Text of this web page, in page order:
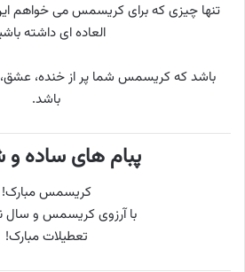
تنها چیزی که برای کریسمس می خواهم
العاده ای داشته
باشد که کریسمس شما پر از خنده،
باشد.
پبام های ساده
کریسمس مبارک!
با آرزوی کریسمس و سال
تعطیلات مبارک!